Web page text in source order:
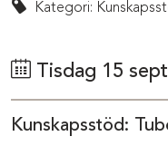
Kategori:
Tisdag 15
Kunskapsstöd: